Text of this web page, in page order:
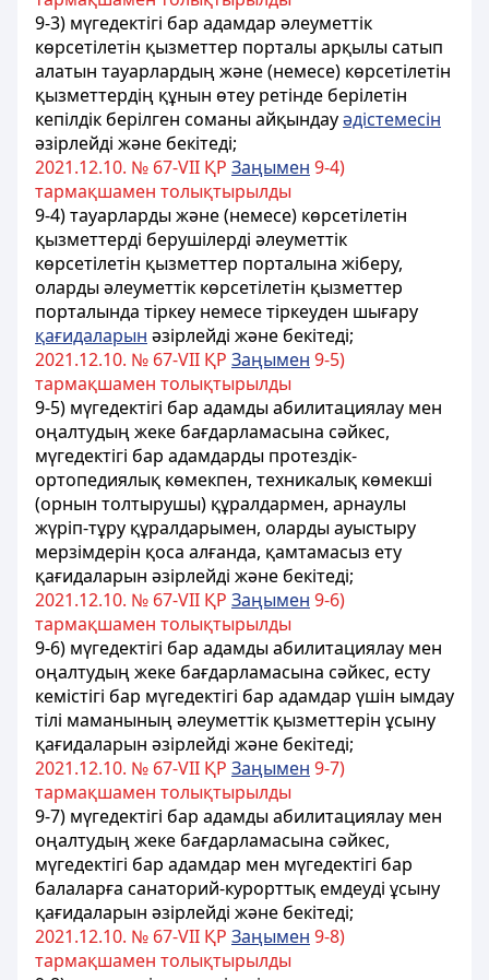
9-3) мүгедектігі бар адамдар әлеуметтік
көрсетілетін қызметтер порталы арқылы сатып
алатын тауарлардың және (немесе) көрсетілетін
қызметтердің құнын өтеу ретінде берілетін
кепілдік берілген соманы айқындауәдістемесін
әзірлейді және бекітеді;
2021.12.10. № 67-VII ҚР Заңымен 9-4)
тармақшамен толықтырылды
9-4) тауарларды және (немесе) көрсетілетін
қызметтерді берушілерді әлеуметтік
көрсетілетін қызметтер порталына жіберу,
оларды әлеуметтік көрсетілетін қызметтер
порталында тіркеу немесе тіркеуден шығару
қағидаларын әзірлейді және бекітеді;
2021.12.10. № 67-VII ҚР Заңымен 9-5)
тармақшамен толықтырылды
9-5) мүгедектігі бар адамды абилитациялау мен
оңалтудың жеке бағдарламасына сәйкес,
мүгедектігі бар адамдарды протездік-
ортопедиялық көмекпен, техникалық көмекші
(орнын толтырушы) құралдармен, арнаулы
жүріп-тұру құралдарымен, оларды ауыстыру
мерзімдерін қоса алғанда, қамтамасыз ету
қағидаларын әзірлейді және бекітеді;
2021.12.10. № 67-VII ҚР Заңымен 9-6)
тармақшамен толықтырылды
9-6) мүгедектігі бар адамды абилитациялау мен
оңалтудың жеке бағдарламасына сәйкес, есту
кемістігі бар мүгедектігі бар адамдар үшін ымдау
тілі маманының әлеуметтік қызметтерін ұсыну
қағидаларын әзірлейді және бекітеді;
2021.12.10. № 67-VII ҚР Заңымен 9-7)
тармақшамен толықтырылды
9-7) мүгедектігі бар адамды абилитациялау мен
оңалтудың жеке бағдарламасына сәйкес,
мүгедектігі бар адамдар мен мүгедектігі бар
балаларға санаторий-курорттық емдеуді ұсыну
қағидаларын әзірлейді және бекітеді;
2021.12.10. № 67-VII ҚР Заңымен 9-8)
тармақшамен толықтырылды